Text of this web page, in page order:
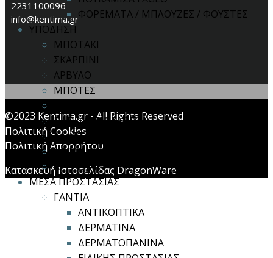
ΦΟΡΕΜΑΤΑ / ΜΠΛΟΥΖΕΣ / ΦΟΥΣΤΕΣ
ΥΠΟΔΗΣΗ
ΜΠΟΤΑΚΙ
ΣΚΑΡΠΙΝΙ
ΑΡΒΥΛΟ
ΜΠΟΤΕΣ
ΠΑΠΟΥΤΣΙΑ FAGEO
ΚΑΛΤΣΕΣ
ΠΑΤΟΙ
ΑΞΕΣΟΥΑΡ
ΜΕΣΑ ΠΡΟΣΤΑΣΙΑΣ
ΓΑΝΤΙΑ
ΑΝΤΙΚΟΠΤΙΚΑ
ΔΕΡΜΑΤΙΝΑ
ΔΕΡΜΑΤΟΠΑΝΙΝΑ
2231100096
info@kentima.gr
©2023 Kentima.gr - All Rights Reserved
Πολιτική Cookies
Πολιτική Απορρήτου
Κατασκευή Ιστοσελίδας DragonWare